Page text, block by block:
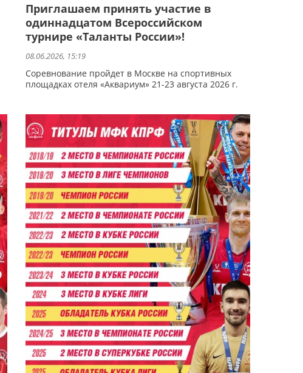
Приглашаем принять участие в
одиннадцатом Всероссийском
турнире «Таланты России»!
08.06.2026, 15:19
Соревнование пройдет в Москве на спортивных
площадках отеля «Аквариум» 21-23 августа 2026 г.